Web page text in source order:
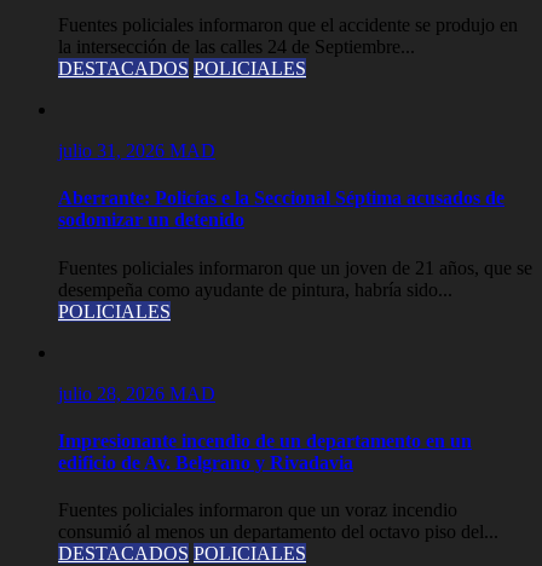
Fuentes policiales informaron que el accidente se produjo en
la intersección de las calles 24 de Septiembre...
DESTACADOS POLICIALES
julio 31, 2026 MAD
Aberrante: Policías e la Seccional Séptima acusados de
sodomizar un detenido
Fuentes policiales informaron que un joven de 21 años, que se
desempeña como ayudante de pintura, habría sido...
POLICIALES
julio 28, 2026 MAD
Impresionante incendio de un departamento en un
edificio de Av. Belgrano y Rivadavia
Fuentes policiales informaron que un voraz incendio
consumió al menos un departamento del octavo piso del...
DESTACADOS POLICIALES